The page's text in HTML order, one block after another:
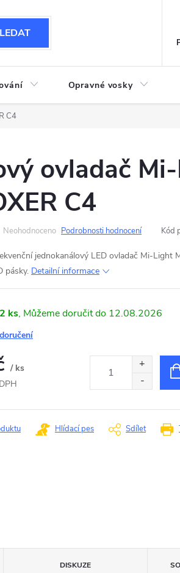
Opravné vosky
C4
ovladač
C4
Neohodnoceno Podrobnosti hodnocení Kód
jednokanálový LED ovladač Mi-Light
pásky. Detailní informace
2 ks 12.08.2026
/ ks
Hlídací pes Sdílet
DISKUZE